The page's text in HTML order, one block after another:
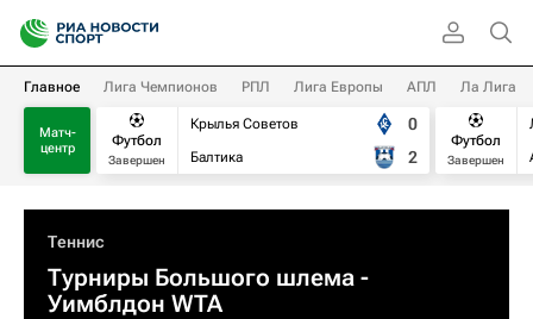
Главное Лига Чемпионов РПЛ Лига Европы АПЛ Ла Лига
Матч-
центр
Футбол
Завершен
Крылья Советов
Балтика
0
2
Футбол
Завершен
Теннис
Турниры Большого шлема -
Уимблдон WTA